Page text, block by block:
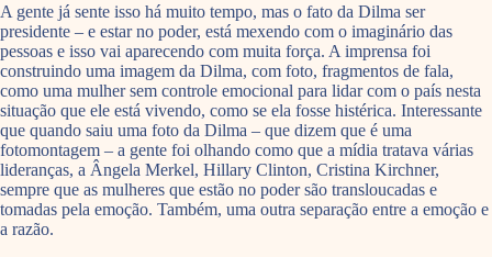
A gente já sente isso há muito tempo, mas o fato da Dilma ser
presidente – e estar no poder, está mexendo com o imaginário das
pessoas e isso vai aparecendo com muita força. A imprensa foi
construindo uma imagem da Dilma, com foto, fragmentos de fala,
como uma mulher sem controle emocional para lidar com o país nesta
situação que ele está vivendo, como se ela fosse histérica. Interessante
que quando saiu uma foto da Dilma – que dizem que é uma
fotomontagem – a gente foi olhando como que a mídia tratava várias
lideranças, a Ângela Merkel, Hillary Clinton, Cristina Kirchner,
sempre que as mulheres que estão no poder são transloucadas e
tomadas pela emoção. Também, uma outra separação entre a emoção e
a razão.